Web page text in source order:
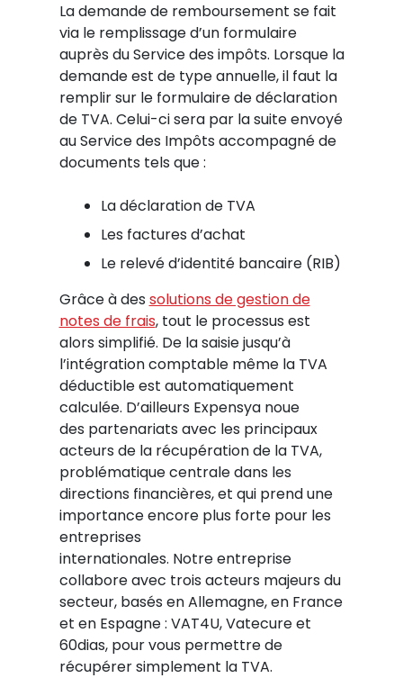
La demande de remboursement se fait
via le remplissage d’un formulaire
auprès du Service des impôts. Lorsque la
demande est de type annuelle, il faut la
remplir sur le formulaire de déclaration
de TVA. Celui-ci sera par la suite envoyé
au Service des Impôts accompagné de
documents tels que :
La déclaration de TVA
Les factures d’achat
Le relevé d’identité bancaire (RIB)
Grâce à des solutions de gestion de
notes de frais, tout le processus est
alors simplifié. De la saisie jusqu’à
l’intégration comptable même la TVA
déductible est automatiquement
calculée. D’ailleurs Expensya noue
des partenariats avec les principaux
acteurs de la récupération de la TVA,
problématique centrale dans les
directions financières, et qui prend une
importance encore plus forte pour les
entreprises
internationales. Notre entreprise
collabore avec trois acteurs majeurs du
secteur, basés en Allemagne, en France
et en Espagne : VAT4U, Vatecure et
60dias, pour vous permettre de
récupérer simplement la TVA.